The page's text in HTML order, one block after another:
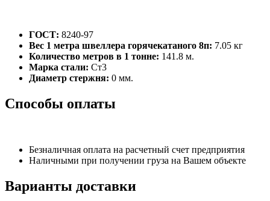
ГОСТ: 8240-97
Вес 1 метра швеллера горячекатаного 8п: 7.05 кг
Количество метров в 1 тонне: 141.8 м.
Марка стали: Ст3
Диаметр стержня: 0 мм.
Способы оплаты
Безналичная оплата на расчетный счет предприятия
Наличными при получении груза на Вашем объекте
Варианты доставки